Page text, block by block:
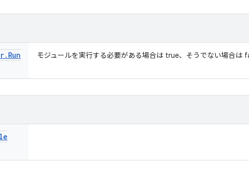
. Run
モジュールを実行する必要がある場合は true、そうでない場合は